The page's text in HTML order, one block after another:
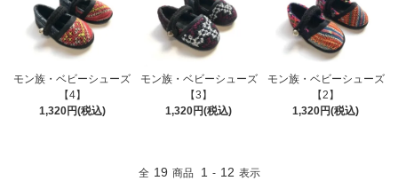
モン族・ベビーシューズ
【4】
1,320円(税込)
モン族・ベビーシューズ
【3】
1,320円(税込)
モン族・ベビーシューズ
【2】
1,320円(税込)
全 19 商品 1 - 12 表示